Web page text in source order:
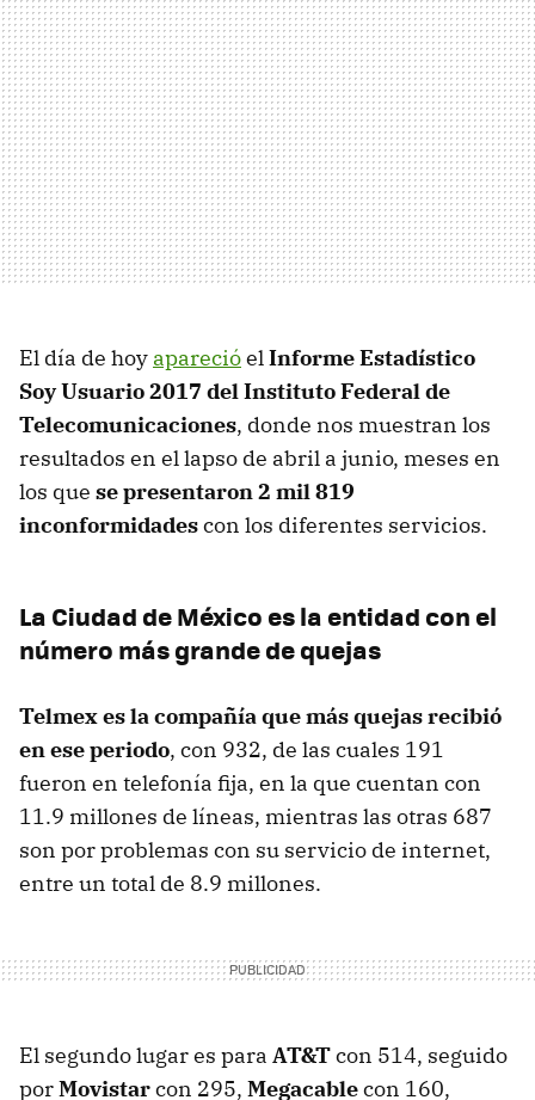
El día de hoy aparecióelInforme Estadístico
Soy Usuario 2017 del Instituto Federal de
Telecomunicaciones, donde nos muestran los
resultados en el lapso de abril a junio, meses en
los que se presentaron 2 mil 819
inconformidadescon los diferentes servicios.
La Ciudad de México es la entidad con el
número más grande de quejas
Telmex es la compañía que más quejas recibió
en ese periodo, con 932, de las cuales 191
fueron en telefonía fija, en la que cuentan con
11.9 millones de líneas, mientras las otras 687
son por problemas con su servicio de internet,
entre un total de 8.9 millones.
El segundo lugar es para AT&Tcon 514, seguido
porMovistarcon 295, Megacablecon 160,